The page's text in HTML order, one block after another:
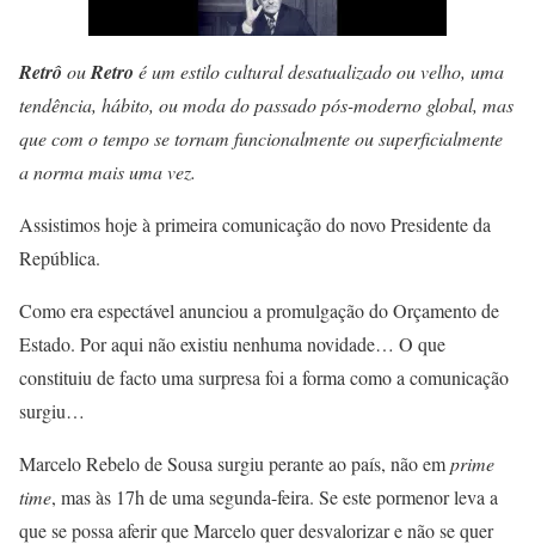
Retrô ouRetro é um estilo cultural desatualizado ou velho, uma
tendência, hábito, ou moda do passado pós-moderno global, mas
que com o tempo se tornam funcionalmente ou superficialmente
a norma mais uma vez.
Assistimos hoje à primeira comunicação do novo Presidente da
República.
Como era espectável anunciou a promulgação do Orçamento de
Estado. Por aqui não existiu nenhuma novidade… O que
constituiu de facto uma surpresa foi a forma como a comunicação
surgiu…
Marcelo Rebelo de Sousa surgiu perante ao país, não emprime
time, mas às 17h de uma segunda-feira. Se este pormenor leva a
que se possa aferir que Marcelo quer desvalorizar e não se quer